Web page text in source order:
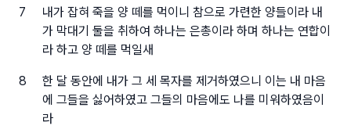
7
내가 잡혀 죽을 양 떼를 먹이니 참으로 가련한 양들이라 내
가 막대기 둘을 취하여 하나는 은총이라 하며 하나는 연합이
라 하고 양 떼를 먹일새
8
한 달 동안에 내가 그 세 목자를 제거하였으니 이는 내 마음
에 그들을 싫어하였고 그들의 마음에도 나를 미워하였음이
라